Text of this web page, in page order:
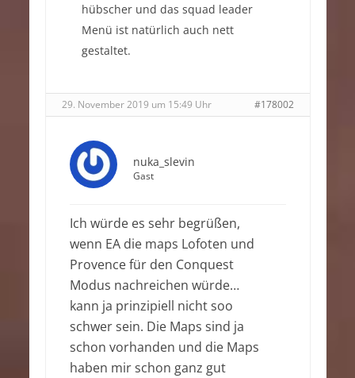
hübscher und das squad leader
Menü ist natürlich auch nett
gestaltet.
29. November 2019 um 15:49 Uhr #178002
nuka_slevin
Gast
Ich würde es sehr begrüßen,
wenn EA die maps Lofoten und
Provence für den Conquest
Modus nachreichen würde…
kann ja prinzipiell nicht soo
schwer sein. Die Maps sind ja
schon vorhanden und die Maps
haben mir schon ganz gut